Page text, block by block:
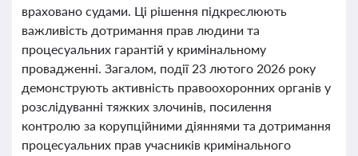
враховано судами. Ці рішення підкреслюють
важливість дотримання прав людини та
процесуальних гарантій у кримінальному
провадженні. Загалом, події 23 лютого 2026 року
демонструють активність правоохоронних органів у
розслідуванні тяжких злочинів, посилення
контролю за корупційними діяннями та дотримання
процесуальних прав учасників кримінального